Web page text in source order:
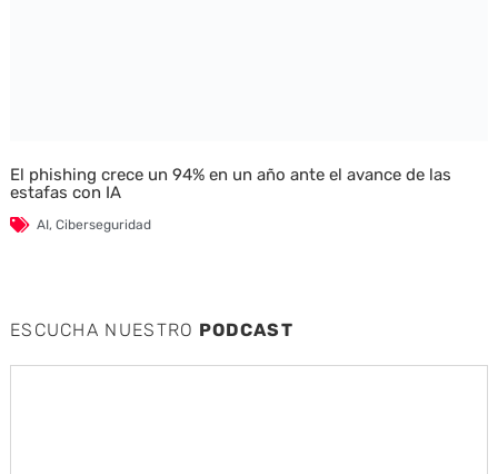
El phishing crece un 94% en un año ante el avance de las
estafas con IA
AI, Ciberseguridad
ESCUCHA NUESTRO PODCAST